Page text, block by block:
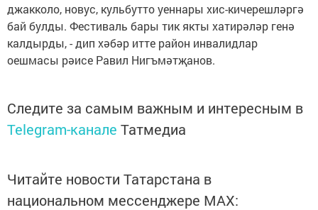
джакколо, новус, кульбутто уеннары хис-кичерешләргә
бай булды. Фестиваль бары тик якты хатирәләр генә
калдырды, - дип хәбәр итте район инвалидлар
оешмасы рәисе Равил Нигъмәтҗанов.
Следите за самым важным и интересным в
Telegram-канале Татмедиа
Читайте новости Татарстана в
национальном мессенджере MАХ: